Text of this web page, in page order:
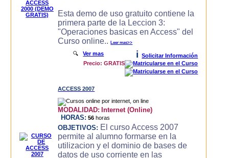
Esta demo de uso gratuito contiene la
primera parte de la Leccion 3:
"Operaciones basicas en Access" del
Curso online..Leer mas>>
🔍Ver mas i
Solicitar Información
Precio: GRATIS
ACCESS 2007
MODALIDAD: Internet (Online)
HORAS: 56 horas
OBJETIVOS: El curso Access 2007
permite al alumno formarse en la
utilizacion y el dominio de bases de
datos de uso corriente en las